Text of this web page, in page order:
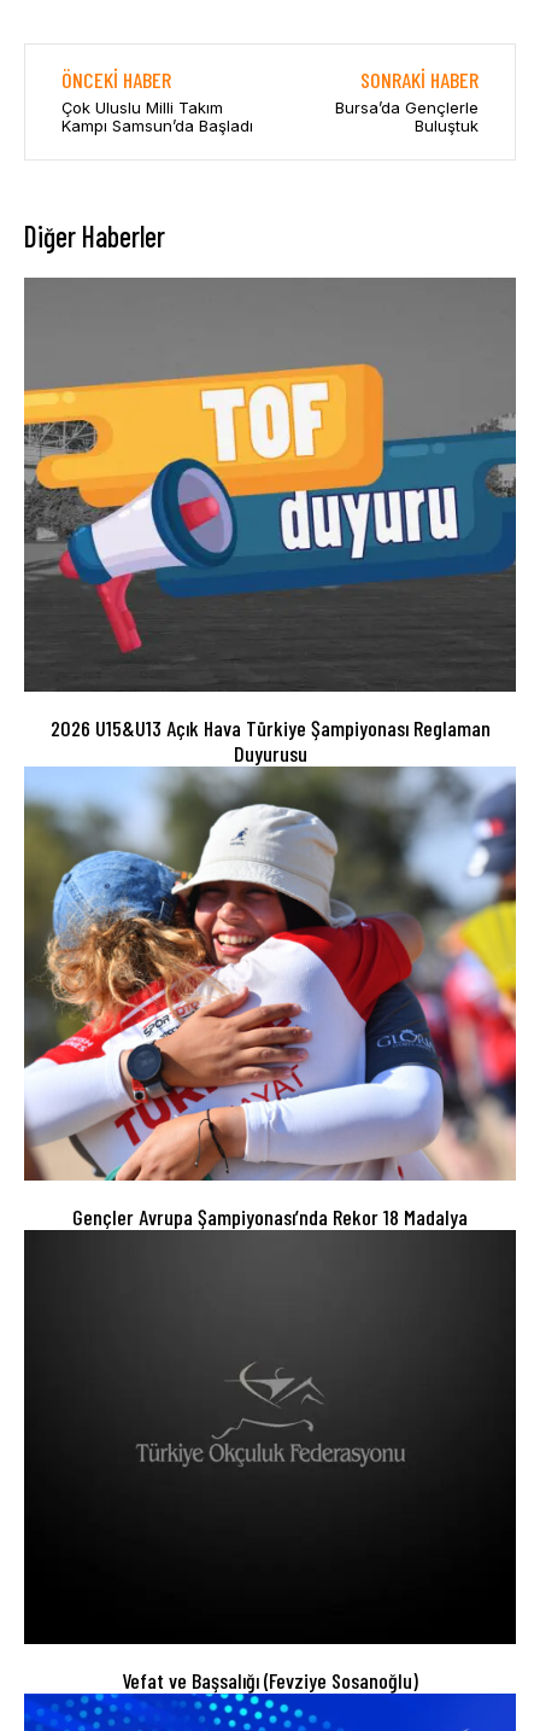
ÖNCEKI HABER
Çok Uluslu Milli Takım
Kampı Samsun’da Başladı
SONRAKI HABER
Bursa’da Gençlerle
Buluştuk
Diğer Haberler
2026 U15&U13 Açık Hava Türkiye Şampiyonası Reglaman
Duyurusu
Gençler Avrupa Şampiyonası’nda Rekor 18 Madalya
Vefat ve Başsalığı (Fevziye Sosanoğlu)